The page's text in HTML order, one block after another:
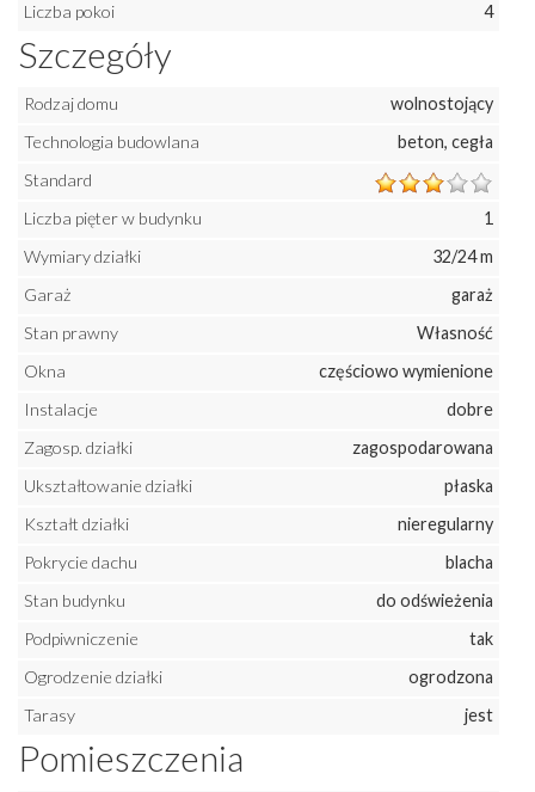
Liczba pokoi
4
Szczegóły
Rodzaj domu
wolnostojący
Technologia budowlana
beton, cegła
Standard
Liczba pięter w budynku
1
Wymiary działki
32/24 m
Garaż
garaż
Stan prawny
Własność
Okna
częściowo wymienione
Instalacje
dobre
Zagosp. działki
zagospodarowana
Ukształtowanie działki
płaska
Kształt działki
nieregularny
Pokrycie dachu
blacha
Stan budynku
do odświeżenia
Podpiwniczenie
tak
Ogrodzenie działki
ogrodzona
Tarasy
jest
Pomieszczenia